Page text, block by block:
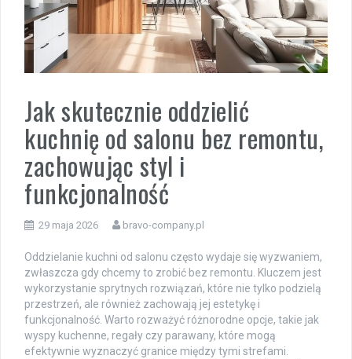
Jak skutecznie oddzielić
kuchnię od salonu bez remontu,
zachowując styl i
funkcjonalność
29 maja 2026 bravo-company.pl
Oddzielanie kuchni od salonu często wydaje się wyzwaniem,
zwłaszcza gdy chcemy to zrobić bez remontu. Kluczem jest
wykorzystanie sprytnych rozwiązań, które nie tylko podzielą
przestrzeń, ale również zachowają jej estetykę i
funkcjonalność. Warto rozważyć różnorodne opcje, takie jak
wyspy kuchenne, regały czy parawany, które mogą
efektywnie wyznaczyć granice między tymi strefami.